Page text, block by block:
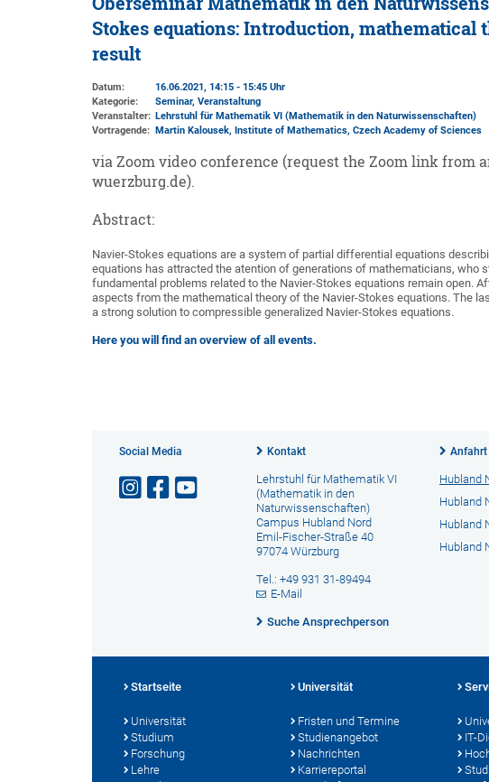
Stokes equations: Introduction, mathematical
result
Datum:
16.06.2021, 14:15 - 15:45 Uhr
Kategorie:
Seminar, Veranstaltung
Veranstalter: Lehrstuhl für Mathematik VI (Mathematik in den Naturwissenschaften)
Vortragende: Martin Kalousek, Institute of Mathematics, Czech Academy of Sciences
via Zoom video conference (request the Zoom link from
wuerzburg.de).
Abstract:
Navier-Stokes equations are a system of partial differential equations
equations has attracted the atention of generations of mathematicians, who
fundamental problems related to the Navier-Stokes equations remain open.
aspects from the mathematical theory of the Navier-Stokes equations. The
a strong solution to compressible generalized Navier-Stokes equations.
Here you will find an overview of all events.
Social Media Kontakt
Lehrstuhl für Mathematik VI
(Mathematik in den
Naturwissenschaften)
Campus Hubland Nord
Emil-Fischer-Straße 40
97074 Würzburg
Tel.: +49 931 31-89494
E-Mail
Suche Ansprechperson
Anfahrt
Hubland
Hubland
Hubland
Hubland
Startseite
Universität
Studium
Forschung
Lehre
Universität
Fristen und Termine
Studienangebot
Nachrichten
Karriereportal
IT-